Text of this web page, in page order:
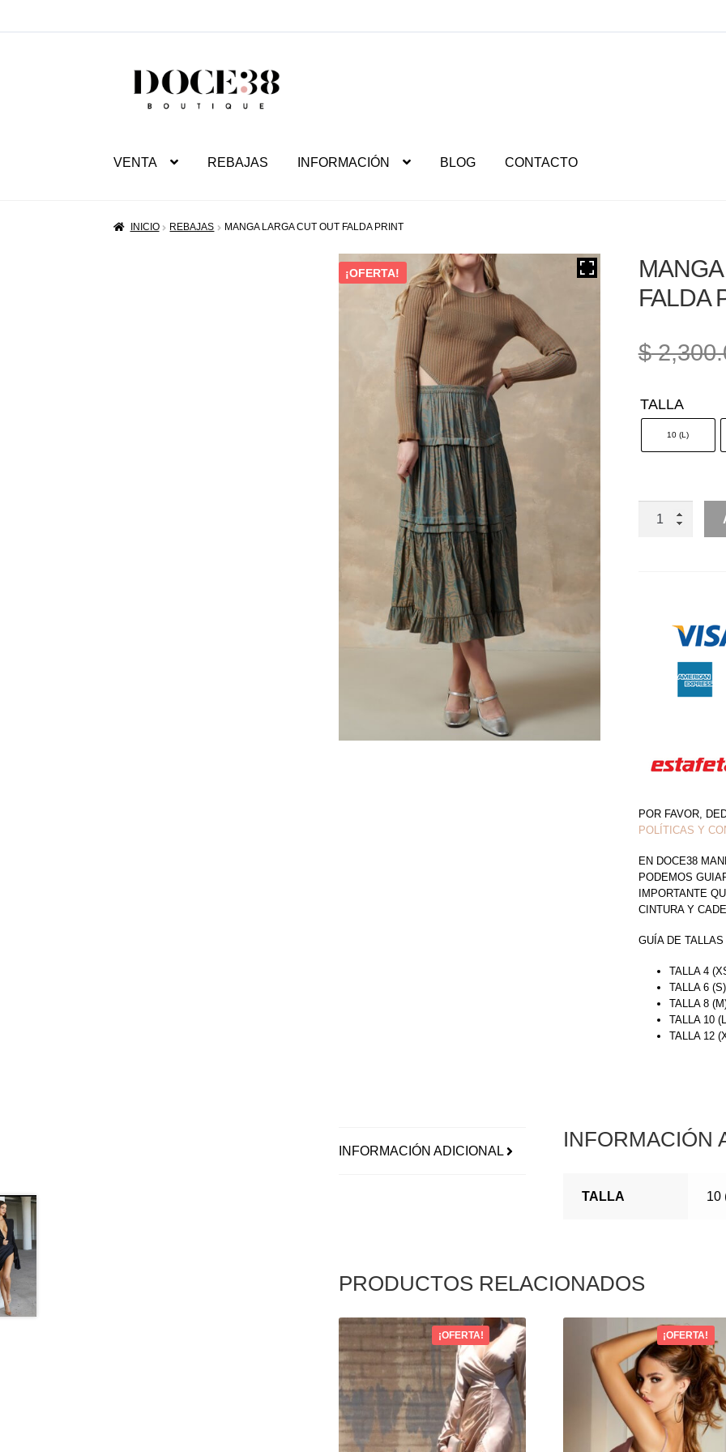
SALTAR
VENTA REBAJAS INFORMACIÓN BLOG CONTACTO
INICIO REBAJAS MANGA LARGA CUT OUT FALDA PRINT
¡OFERTA!
FALDA
$
TALLA
10 (L)
MANGA
PRINT
CANTIDAD
POR FAVOR,
POLÍTICAS Y
EN DOCE38
PODEMOS
IMPORTANTE
CINTURA Y
GUÍA DE TALLAS
TALLA 4
TALLA 6
TALLA 8
TALLA 10
TALLA 12
INFORMACIÓN ADICIONAL
INFORMACIÓN
TALLA 10
PRODUCTOS RELACIONADOS
¡OFERTA! ¡OFERTA!